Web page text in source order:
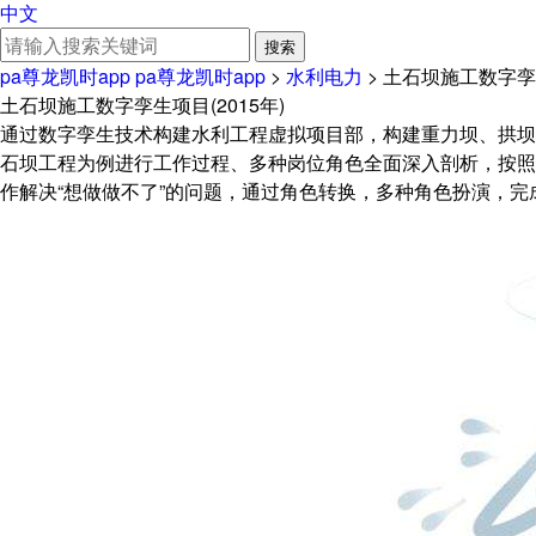
中文
搜索
pa尊龙凯时apppa尊龙凯时app > 水利电力 > 土石坝施工数字
土石坝施工数字孪生项目(2015年)
通过数字孪生技术构建水利工程虚拟项目部，构建重力坝、拱
石坝工程为例进行工作过程、多种岗位角色全面深入剖析，按
作解决“想做做不了”的问题，通过角色转换，多种角色扮演，